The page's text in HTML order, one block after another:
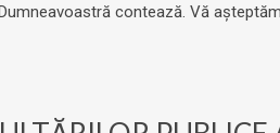
contează. Vă